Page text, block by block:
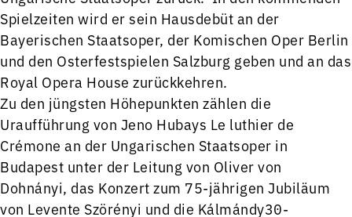
Spielzeiten wird er sein Hausdebüt an der
Bayerischen Staatsoper, der Komischen Oper Berlin
und den Osterfestspielen Salzburg geben und an das
Royal Opera House zurückkehren.
Zu den jüngsten Höhepunkten zählen die
Uraufführung von Jeno Hubays Le luthier de
Crémone an der Ungarischen Staatsoper in
Budapest unter der Leitung von Oliver von
Dohnányi, das Konzert zum 75-jährigen Jubiläum
von Levente Szörényi und die Kálmándy30-